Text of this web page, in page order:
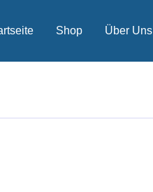
Shop Über Uns